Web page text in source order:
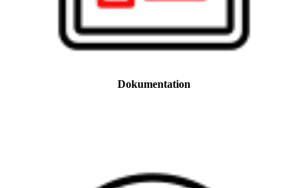
Dokumentation